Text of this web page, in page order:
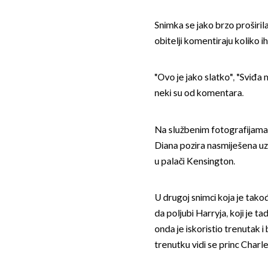
Snimka se jako brzo
obitelji komentiraju koliko
"Ovo je jako slatko", "Sviđa
neki su od komentara.
Na službenim
Diana pozira nasmiješena
u palači Kensington.
U drugoj snimci koja je
da poljubi Harryja, koji je
onda je iskoristio trenutak i
trenutku vidi se princ